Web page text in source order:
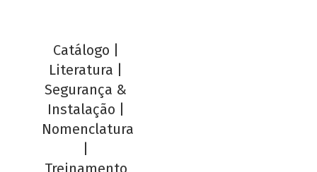
Catálogo
Literatura
Segurança &
Instalação
Nomenclatura
Treinamento